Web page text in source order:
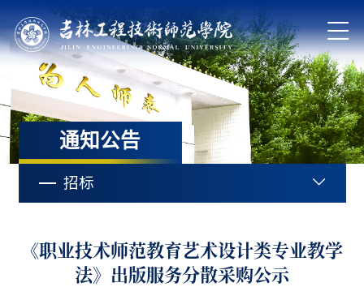
通知公告
招标
《职业技术师范教育艺术设计类专业教学
法》出版服务分散采购公示